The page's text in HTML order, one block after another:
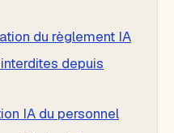
du règlement IA
depuis
IA du personnel